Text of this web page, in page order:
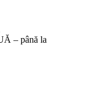
– până la